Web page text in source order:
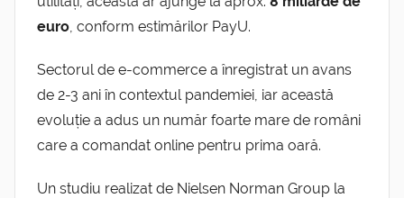
euro , conform estimărilor PayU.
Sectorul de e-commerce a înregistrat un avans
de 2-3 ani în contextul pandemiei, iar această
evoluție a adus un număr foarte mare de români
care a comandat online pentru prima oară.
Un studiu realizat de Nielsen Norman Group la